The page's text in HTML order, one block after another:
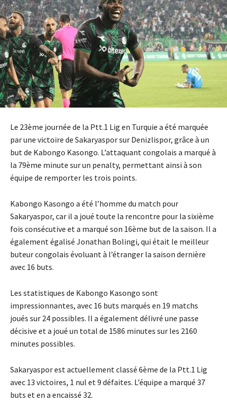
Le 23ème journée de la Ptt.1 Lig en Turquie a été marquée
par une victoire de Sakaryaspor sur Denizlispor, grâce à un
but de Kabongo Kasongo. L’attaquant congolais a marqué à
la 79ème minute sur un penalty, permettant ainsi à son
équipe de remporter les trois points.
Kabongo Kasongo a été l’homme du match pour
Sakaryaspor, car il a joué toute la rencontre pour la sixième
fois consécutive et a marqué son 16ème but de la saison. Il a
également égalisé Jonathan Bolingi, qui était le meilleur
buteur congolais évoluant à l’étranger la saison dernière
avec 16 buts.
Les statistiques de Kabongo Kasongo sont
impressionnantes, avec 16 buts marqués en 19 matchs
joués sur 24 possibles. Il a également délivré une passe
décisive et a joué un total de 1586 minutes sur les 2160
minutes possibles.
Sakaryaspor est actuellement classé 6ème de la Ptt.1 Lig
avec 13 victoires, 1 nul et 9 défaites. L’équipe a marqué 37
buts et en a encaissé 32.